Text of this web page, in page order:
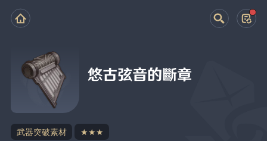
悠古弦音的斷章
武器突破素材 ★★★